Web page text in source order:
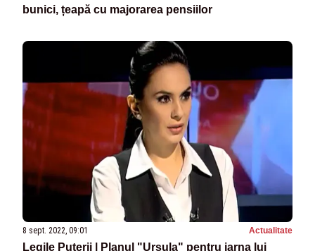
bunici, țeapă cu majorarea pensiilor
8 sept. 2022, 09:01 Actualitate
Legile Puterii | Planul "Ursula" pentru iarna lui